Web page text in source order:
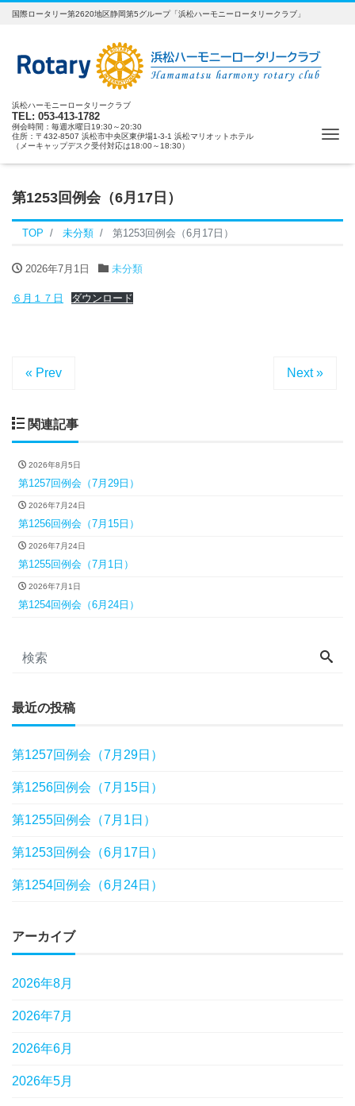
国際ロータリー第2620地区静岡第5グループ「浜松ハーモニーロータリークラブ」
浜松ハーモニーロータリークラブ
TEL: 053-413-1782
例会時間：毎週水曜日19:30～20:30
住所：〒432-8507 浜松市中央区東伊場1-3-1 浜松マリオットホテル
（メーキャップデスク受付対応は18:00～18:30）
ナ
第1253回例会（6月17日）
TOP 未分類 第1253回例会（6月17日）
2026年7月1日 未分類
６月１７日 ダウンロード
« Prev Next »
関連記事
2026年8月5日
第1257回例会（7月29日）
2026年7月24日
第1256回例会（7月15日）
2026年7月24日
第1255回例会（7月1日）
2026年7月1日
第1254回例会（6月24日）
最近の投稿
第1257回例会（7月29日）
第1256回例会（7月15日）
第1255回例会（7月1日）
第1253回例会（6月17日）
第1254回例会（6月24日）
アーカイブ
2026年8月
2026年7月
2026年6月
2026年5月